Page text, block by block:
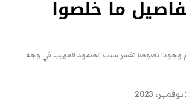
ما خلصوا
وجودا نصوصا تفسر سبب الصمود المهيب في وجه